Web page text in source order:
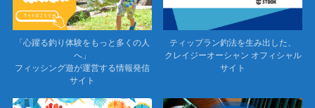
「心躍る釣り体験をもっと多くの人
へ」
フィッシング遊が運営する情報発信
サイト
ティップラン釣法を生み出した、
クレイジーオーシャン オフィシャル
サイト